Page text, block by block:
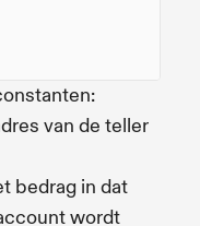
van de teller
bedrag in dat
wordt